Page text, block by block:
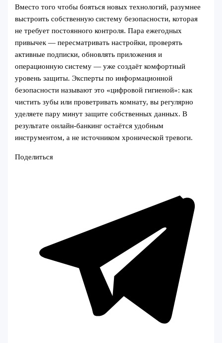
Вместо того чтобы бояться новых технологий, разумнее
выстроить собственную систему безопасности, которая
не требует постоянного контроля. Пара ежегодных
привычек — пересматривать настройки, проверять
активные подписки, обновлять приложения и
операционную систему — уже создаёт комфортный
уровень защиты. Эксперты по информационной
безопасности называют это «цифровой гигиеной»: как
чистить зубы или проветривать комнату, вы регулярно
уделяете пару минут защите собственных данных. В
результате онлайн-банкинг остаётся удобным
инструментом, а не источником хронической тревоги.
Поделиться